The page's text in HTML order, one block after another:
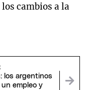
cambios a la
los argentinos
empleo y